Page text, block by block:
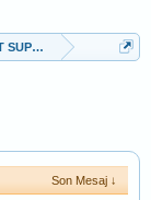
Son Mesaj ↓